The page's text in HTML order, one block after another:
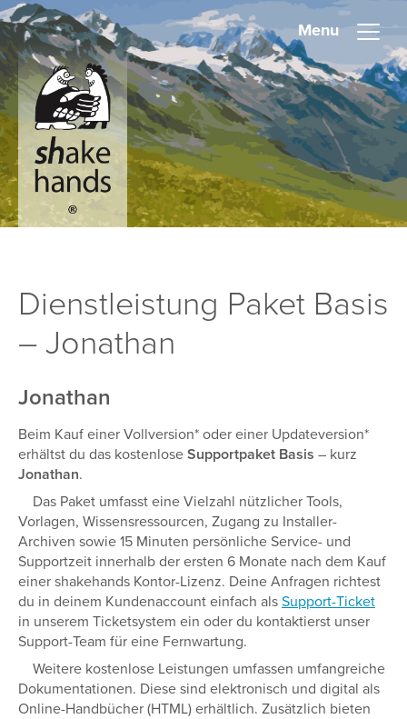
Menu
Dienstleistung Paket Basis
– Jonathan
Jonathan
Beim Kauf einer Vollversion* oder einer Updateversion*
erhältst du das kostenlose Supportpaket Basis – kurz
Jonathan.
Das Paket umfasst eine Vielzahl nützlicher Tools,
Vorlagen, Wissensressourcen, Zugang zu Installer-
Archiven sowie 15 Minuten persönliche Service- und
Supportzeit innerhalb der ersten 6 Monate nach dem Kauf
einer shakehands Kontor-Lizenz. Deine Anfragen richtest
du in deinem Kundenaccount einfach als Support-Ticket
in unserem Ticketsystem ein oder du kontaktierst unser
Support-Team für eine Fernwartung.
Weitere kostenlose Leistungen umfassen umfangreiche
Dokumentationen. Diese sind elektronisch und digital als
Online-Handbücher (HTML) erhältlich. Zusätzlich bieten